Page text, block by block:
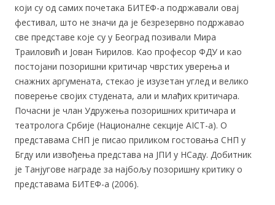
који су од самих почетака БИТЕФ-а подржавали овај
фестивал, што не значи да је безрезервно подржавао
све представе које су у Београд позивали Мира
Траиловић и Јован Ћирилов. Као професор ФДУ и као
постојани позоришни критичар чврстих уверења и
снажних аргумената, стекао је изузетан углед и велико
поверење својих студената, али и млађих критичара.
Почасни је члан Удружења позоришних критичара и
театролога Србије (Националне секције AICT-а). О
представама СНП је писао приликом гостовања СНП у
Бгду или извођења представа на ЈПИ у НСаду. Добитник
је Танјугове награде за најбољу позоришну критику о
представама БИТЕФ-а (2006).